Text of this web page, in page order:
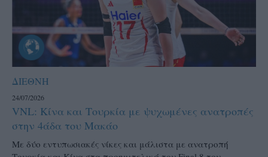
ΔΙΕΘΝΗ
24/07/2026
VNL: Κίνα και Τουρκία με ψυχωμένες ανατροπές
στην 4άδα του Μακάο
Με δύο εντυπωσιακές νίκες και μάλιστα με ανατροπή